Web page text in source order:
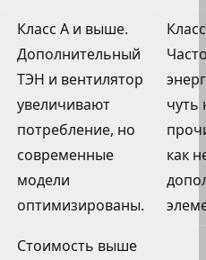
Класс А и выше.
Дополнительный
ТЭН и вентилятор
увеличивают
потребление, но
современные
модели
оптимизированы.
чуть
как
Стоимость выше